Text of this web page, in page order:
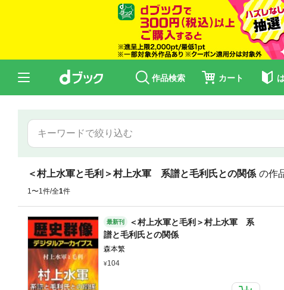
作品検索 カート
＜村上水軍と毛利＞村上水軍 系譜と毛利氏との関係 の作
1〜1件/全1件
最新刊
＜村上水軍と毛利＞村上水軍 系
譜と毛利氏との関係
森本繁
104